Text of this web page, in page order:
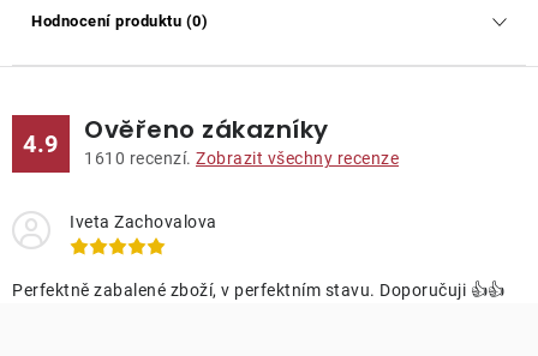
Hodnocení produktu (0)
4.9 Ověřeno zákazníky
1610 recenzí. Zobrazit všechny recenze
Iveta Zachovalova
Perfektně zabalené zboží, v perfektním stavu. Doporučuji 👍👍